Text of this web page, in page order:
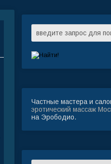
Частные мастера и
эротический массаж
на Эрободио.